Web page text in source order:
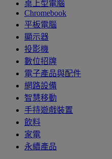
桌上型電腦
Chromebook
平板電腦
顯示器
投影機
數位招牌
電子產品與配件
網路設備
智慧移動
手持遊戲裝置
飲料
家電
永續產品